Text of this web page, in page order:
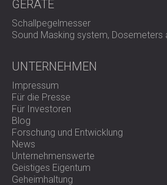
GERÄTE
Schallpegelmesser
Sound Masking system, Dosemeters
UNTERNEHMEN
Impressum
Für die Presse
Für Investoren
Blog
Forschung und Entwicklung
News
Unternehmenswerte
Geistiges Eigentum
Geheimhaltung